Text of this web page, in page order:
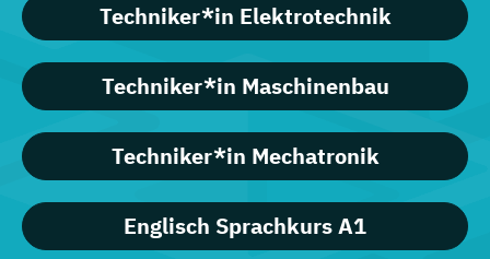
Techniker*in Elektrotechnik
Techniker*in Maschinenbau
Techniker*in Mechatronik
Englisch Sprachkurs A1